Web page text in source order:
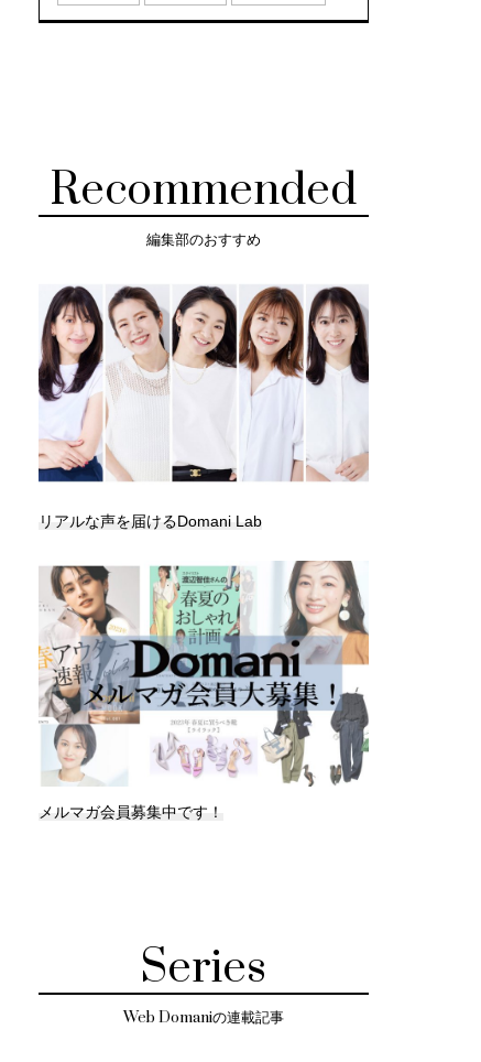
Recommended
編集部のおすすめ
リアルな声を届けるDomani Lab
メルマガ会員募集中です！
Series
Web Domaniの連載記事